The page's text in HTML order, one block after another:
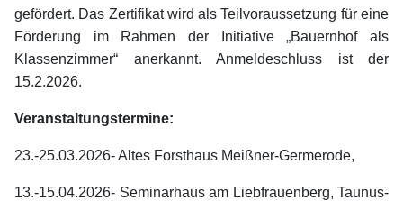
gefördert. Das Zertifikat wird als Teilvoraussetzung für eine
Förderung im Rahmen der Initiative „Bauernhof als
Klassenzimmer“ anerkannt. Anmeldeschluss ist der
15.2.2026.
Veranstaltungstermine:
23.-25.03.2026- Altes Forsthaus Meißner-Germerode,
13.-15.04.2026- Seminarhaus am Liebfrauenberg, Taunus-